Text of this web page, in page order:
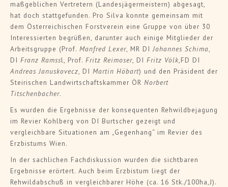
maßgeblichen Vertretern (Landesjägermeistern) abgesagt,
hat doch stattgefunden. Pro Silva konnte gemeinsam mit
dem Österreichischen Forstverein eine Gruppe von über 30
Interessierten begrüßen, darunter auch einige Mitglieder der
Arbeitsgruppe (Prof. Manfred Lexer, MR DIJohannes Schima,
DI Franz Ramssl, Prof. Fritz Reimoser, DI Fritz Völk,FD DI
Andreas Januskovecz, DI Martin Höbart) und den Präsident der
Steirischen Landwirtschaftskammer ÖR Norbert
Titschenbacher.
Es wurden die Ergebnisse der konsequenten Rehwildbejagung
im Revier Kohlberg von DI Burtscher gezeigt und
vergleichbare Situationen am „Gegenhang“ im Revier des
Erzbistums Wien.
In der sachlichen Fachdiskussion wurden die sichtbaren
Ergebnisse erörtert. Auch beim Erzbistum liegt der
Rehwildabschuß in vergleichbarer Höhe (ca. 16 Stk./100ha,J).